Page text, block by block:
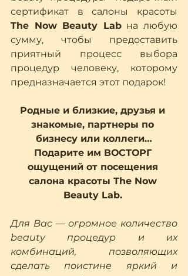
The Now Beauty Lab на любую
сумму, чтобы предоставить
приятный процесс выбора
процедур человеку, которому
предназначается этот подарок!
Родные и близкие, друзья и
знакомые, партнеры по
бизнесу или коллеги…
Подарите им ВОСТОРГ
ощущений от посещения
салона красоты The Now
Beauty Lab.
Для Вас — огромное количество
beauty процедур и их
комбинаций, позволяющих
сделать поистине яркий и